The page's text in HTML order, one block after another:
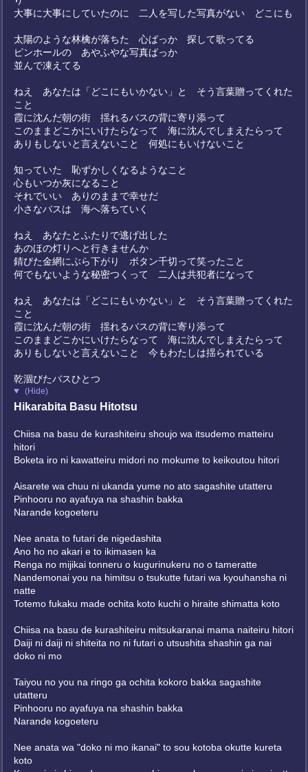
大事に大事にしていたのに 二人を写した写真がない どこにも
太陽のような林檎が落ちた 心ばっか 探して歌ってる
ピンホールの あやふやな写真ばっか
並んで凍えてる
ねえ あなたは「どこにもいかない」と そう言葉贈ってくれた
こと
霞に沈んだ朝の街 揺れるバスの背に寄り添って
このままどこかにいけたらなって 海に沈んでしまえたらって
ありもしないと言えないこと 何処にもいけないこと
知っていた 恥ずかしくなるようなこと
心もいつか灰になること
それでいい ありのままで幸せだ
小さなバスは 海へ落ちていく
ねえ あなたとふたりで逃げ出した
あのほの灯りへと行きませんか
錆びた金網にぶら下がり ボタン千切って笑ったこと
何でもないような秘密つくって 二人は共犯者になって
ねえ あなたは「どこにもいかない」と そう言葉贈ってくれた
こと
霞に沈んだ朝の街 揺れるバスの背に寄り添って
このままどこかにいけたらなって 海に沈んでしまえたらって
ありもしないと言えないこと 今もわたしは揺られている
乾涸びたバスひとつ
(Hide)
Hikarabita Basu Hitotsu
Chiisa na basu de kurashiteiru shoujo wa itsudemo matteiru
hitori
Boketa iro ni kawatteiru midori no mokume to keikoutou hitori
Aisarete wa chuu ni ukanda yume no ato sagashite utatteru
Pinhooru no ayafuya na shashin bakka
Narande kogoeteru
Nee anata to futari de nigedashita
Ano ho no akari e to ikimasen ka
Renga no mijikai tonneru o kugurinukeru no o tameratte
Nandemonai you na himitsu o tsukutte futari wa kyouhansha ni
natte
Totemo fukaku made ochita koto kuchi o hiraite shimatta koto
Chiisa na basu de kurashiteiru mitsukaranai mama naiteiru hitori
Daiji ni daiji ni shiteita no ni futari o utsushita shashin ga nai
doko ni mo
Taiyou no you na ringo ga ochita kokoro bakka sagashite
utatteru
Pinhooru no ayafuya na shashin bakka
Narande kogoeteru
Nee anata wa "doko ni mo ikanai" to sou kotoba okutte kureta
koto